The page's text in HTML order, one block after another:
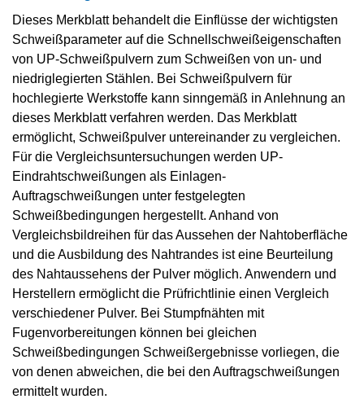
Dieses Merkblatt behandelt die Einflüsse der wichtigsten
Schweißparameter auf die Schnellschweißeigenschaften
von UP-Schweißpulvern zum Schweißen von un- und
niedriglegierten Stählen. Bei Schweißpulvern für
hochlegierte Werkstoffe kann sinngemäß in Anlehnung an
dieses Merkblatt verfahren werden. Das Merkblatt
ermöglicht, Schweißpulver untereinander zu vergleichen.
Für die Vergleichsuntersuchungen werden UP-
Eindrahtschweißungen als Einlagen-
Auftragschweißungen unter festgelegten
Schweißbedingungen hergestellt. Anhand von
Vergleichsbildreihen für das Aussehen der Nahtoberfläche
und die Ausbildung des Nahtrandes ist eine Beurteilung
des Nahtaussehens der Pulver möglich. Anwendern und
Herstellern ermöglicht die Prüfrichtlinie einen Vergleich
verschiedener Pulver. Bei Stumpfnähten mit
Fugenvorbereitungen können bei gleichen
Schweißbedingungen Schweißergebnisse vorliegen, die
von denen abweichen, die bei den Auftragschweißungen
ermittelt wurden.